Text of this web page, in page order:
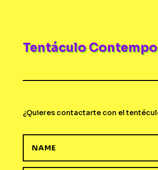
Tentáculo
¿Quieres contactarte con el